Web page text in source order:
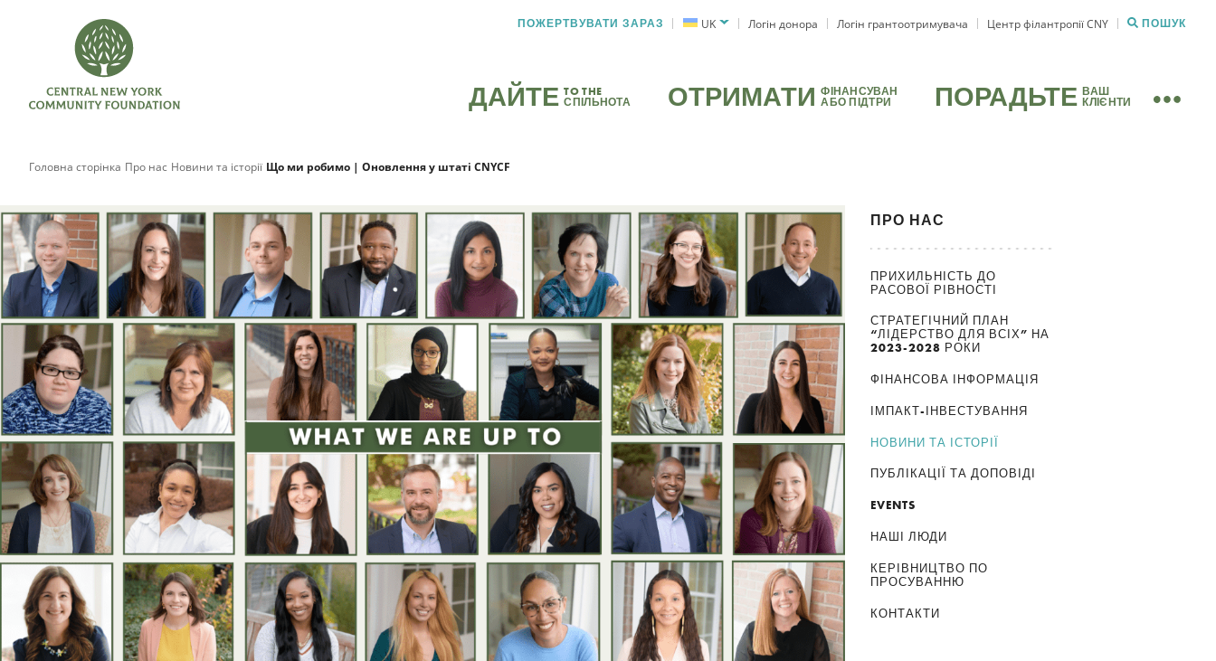
ПОЖЕРТВУВАТИ ЗАРАЗ UK Логін донора Логін грантоотримувача Центр філантропії CNY ПОШУК
ДАЙТЕ TO THE
СПІЛЬНОТА ОТРИМАТИ ФІНАНСУВАН
АБО ПІДТРИ ПОРАДЬТЕ ВАШ
КЛІЄНТИ
Головна сторінка Про нас Новини та історії Що ми робимо | Оновлення у штаті CNYCF
ПРО НАС
ПРИХИЛЬНІСТЬ ДО
РАСОВОЇ РІВНОСТІ
СТРАТЕГІЧНИЙ ПЛАН
“ЛІДЕРСТВО ДЛЯ ВСІХ” НА
2023-2028 РОКИ
ФІНАНСОВА ІНФОРМАЦІЯ
ІМПАКТ-ІНВЕСТУВАННЯ
НОВИНИ ТА ІСТОРІЇ
ПУБЛІКАЦІЇ ТА ДОПОВІДІ
EVENTS
НАШІ ЛЮДИ
КЕРІВНИЦТВО ПО
ПРОСУВАННЮ
КОНТАКТИ